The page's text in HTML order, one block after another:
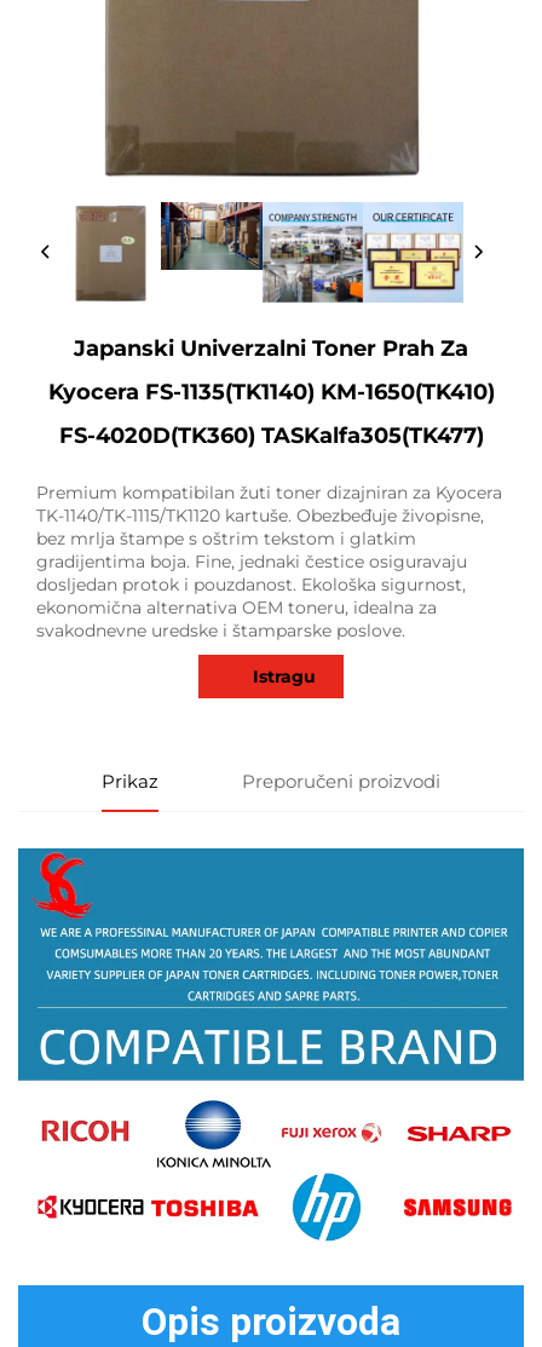
Japanski Univerzalni Toner Prah Za
Kyocera FS-1135(TK1140) KM-1650(TK410)
FS-4020D(TK360) TASKalfa305(TK477)
Premium kompatibilan žuti toner dizajniran za Kyocera
TK-1140/TK-1115/TK1120 kartuše. Obezbeđuje živopisne,
bez mrlja štampe s oštrim tekstom i glatkim
gradijentima boja. Fine, jednaki čestice osiguravaju
dosljedan protok i pouzdanost. Ekološka sigurnost,
ekonomična alternativa OEM toneru, idealna za
svakodnevne uredske i štamparske poslove.
Istragu
Prikaz Preporučeni proizvodi
Opis proizvoda